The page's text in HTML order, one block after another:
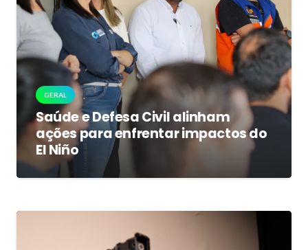
GERAL
Saúde e Defesa Civil alinham
ações para enfrentar impactos do
El Niño